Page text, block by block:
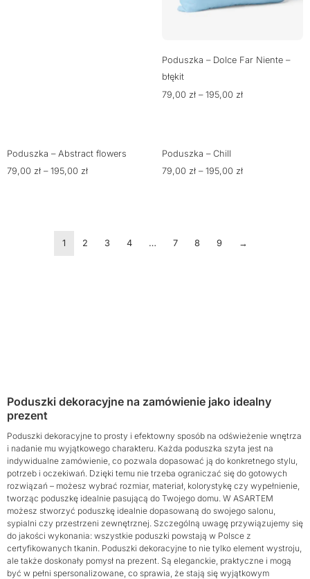
Poduszka – Dolce Far Niente –
błękit
79,00 zł – 195,00 zł
Poduszka – Abstract flowers
79,00 zł – 195,00 zł
Poduszka – Chill
79,00 zł – 195,00 zł
1 2 3 4 … 7 8 9 →
Poduszki dekoracyjne na zamówienie jako idealny
prezent
Poduszki dekoracyjne to prosty i efektowny sposób na odświeżenie wnętrza
i nadanie mu wyjątkowego charakteru. Każda poduszka szyta jest na
indywidualne zamówienie, co pozwala dopasować ją do konkretnego stylu,
potrzeb i oczekiwań. Dzięki temu nie trzeba ograniczać się do gotowych
rozwiązań – możesz wybrać rozmiar, materiał, kolorystykę czy wypełnienie,
tworząc poduszkę idealnie pasującą do Twojego domu. W ASARTEM
możesz stworzyć poduszkę idealnie dopasowaną do swojego salonu,
sypialni czy przestrzeni zewnętrznej. Szczególną uwagę przywiązujemy się
do jakości wykonania: wszystkie poduszki powstają w Polsce z
certyfikowanych tkanin. Poduszki dekoracyjne to nie tylko element wystroju,
ale także doskonały pomysł na prezent. Są eleganckie, praktyczne i mogą
być w pełni spersonalizowane, co sprawia, że stają się wyjątkowym